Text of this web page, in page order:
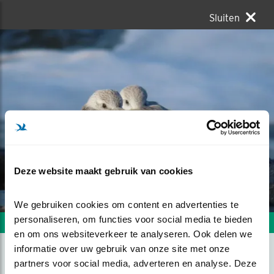
Deze website maakt gebruik van cookies
We gebruiken cookies om content en advertenties te
personaliseren, om functies voor social media te bieden
en om ons websiteverkeer te analyseren. Ook delen we
informatie over uw gebruik van onze site met onze
partners voor social media, adverteren en analyse. Deze
Sluiten
Volgende foto Vorige foto